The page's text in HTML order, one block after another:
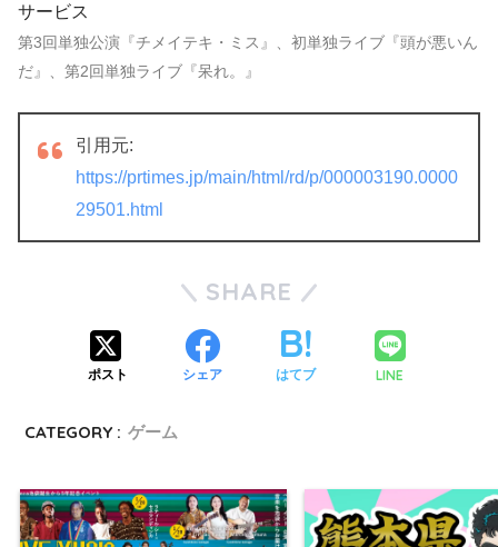
サービス
第3回単独公演『チメイテキ・ミス』、初単独ライブ『頭が悪いん
だ』、第2回単独ライブ『呆れ。』
引用元:
https://prtimes.jp/main/html/rd/p/000003190.0000
29501.html
SHARE
ポスト シェア はてブ LINE
CATEGORY : ゲーム